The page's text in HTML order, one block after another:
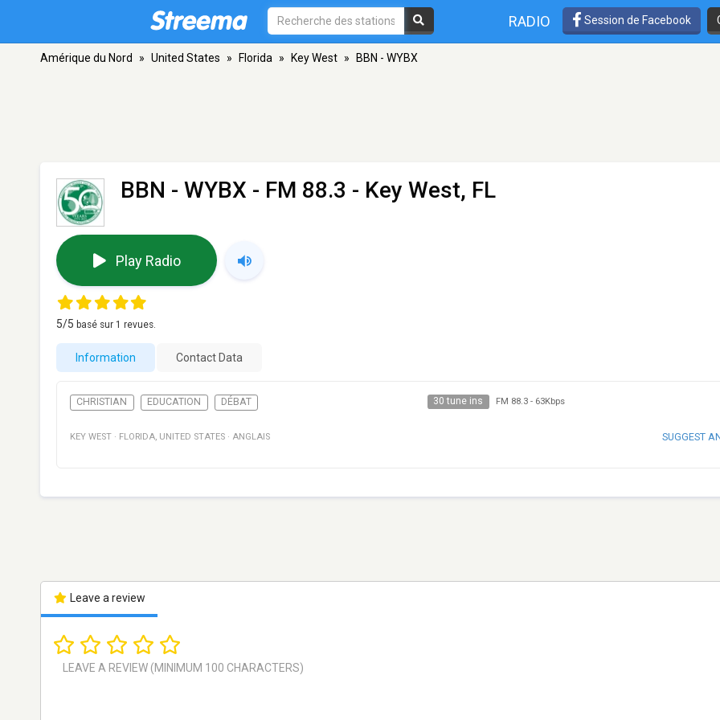
RADIO Session de Facebook
Amérique du Nord » United States » Florida » Key West » BBN - WYBX
BBN - WYBX - FM 88.3 - Key West, FL
Play Radio
5/5 basé sur 1 revues.
Information Contact Data
CHRISTIAN EDUCATION DÉBAT 30 tune ins FM 88.3- 63Kbps
KEY WEST · FLORIDA, UNITED STATES · ANGLAIS SUGGEST
Leave a review